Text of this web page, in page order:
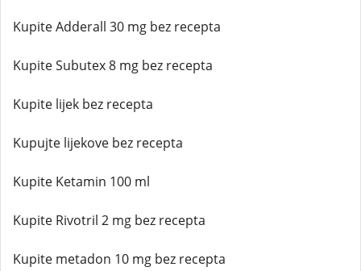
Kupite Adderall 30 mg bez recepta
Kupite Subutex 8 mg bez recepta
Kupite lijek bez recepta
Kupujte lijekove bez recepta
Kupite Ketamin 100 ml
Kupite Rivotril 2 mg bez recepta
Kupite metadon 10 mg bez recepta